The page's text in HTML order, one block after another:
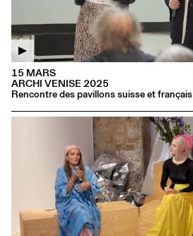
ARCHI VENISE 2025
Rencontre des pavillons suisse et français
15 MARS